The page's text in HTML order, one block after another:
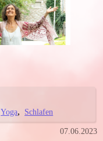
Yoga Schlafen
07.06.2023